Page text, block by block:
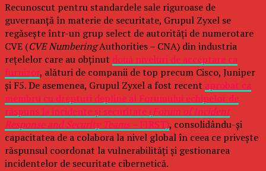
Recunoscut pentru standardele sale riguroase de
guvernanță în materie de securitate, Grupul Zyxel se
regăsește într-un grup select de autorități de numerotare
CVE (CVE NumberingAuthorities – CNA) din industria
rețelelor care au obținut două niveluri de acceptare ca
furnizor, alături de companii de top precum Cisco, Juniper
și F5. De asemenea, Grupul Zyxel a fost recent aprobat ca
membru cu drepturi depline al Forumului echipelor de
răspuns la incidente și securitate (Forum of Incident
Response and Security Teams –FIRST), consolidându-și
capacitatea de a colabora la nivel global în ceea ce privește
răspunsul coordonat la vulnerabilități și gestionarea
incidentelor de securitate cibernetică.